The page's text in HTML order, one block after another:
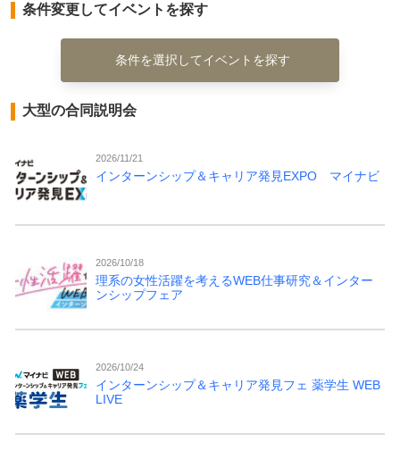
条件変更してイベントを探す
条件を選択してイベントを探す
大型の合同説明会
2026/11/21
インターンシップ＆キャリア発見EXPO マイナビ
2026/10/18
理系の女性活躍を考えるWEB仕事研究＆インター
ンシップフェア
2026/10/24
インターンシップ＆キャリア発見フェ 薬学生 WEB
LIVE